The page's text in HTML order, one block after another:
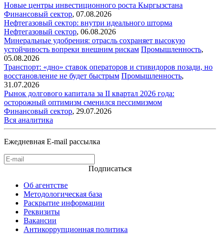
Новые центры инвестиционного роста Кыргызстана
Финансовый сектор, 07.08.2026
Нефтегазовый сектор: внутри идеального шторма
Нефтегазовый сектор, 06.08.2026
Минеральные удобрения: отрасль сохраняет высокую
устойчивость вопреки внешним рискам Промышленность,
05.08.2026
Транспорт: «дно» ставок операторов и стивидоров позади, но
восстановление не будет быстрым Промышленность,
31.07.2026
Рынок долгового капитала за II квартал 2026 года:
осторожный оптимизм сменился пессимизмом
Финансовый сектор, 29.07.2026
Вся аналитика
Ежедневная E-mail рассылка
Подписаться
Об агентстве
Методологическая база
Раскрытие информации
Реквизиты
Вакансии
Антикоррупционная политика